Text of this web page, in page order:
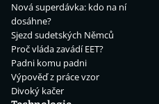
Nová superdávka: kdo na ní
dosáhne?
Sjezd sudetských Němců
Proč vláda zavádí EET?
Padni komu padni
Výpověď z práce vzor
Divoký kačer